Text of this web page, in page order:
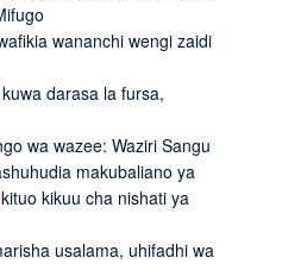
wananchi wengi zaidi
darasa la fursa,
wa wazee: Waziri Sangu
makubaliano ya
kikuu cha nishati ya
usalama, uhifadhi wa